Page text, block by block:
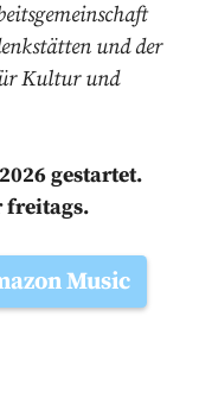
und der
Kultur und
gestartet.
freitags.
Music